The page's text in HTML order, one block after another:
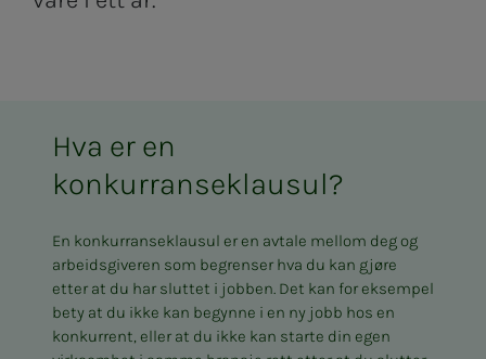
Hva er en
konkurranseklausul?
En konkurranseklausul er en avtale mellom deg og
arbeidsgiveren som begrenser hva du kan gjøre
etter at du har sluttet i jobben. Det kan for eksempel
bety at du ikke kan begynne i en ny jobb hos en
konkurrent, eller at du ikke kan starte din egen